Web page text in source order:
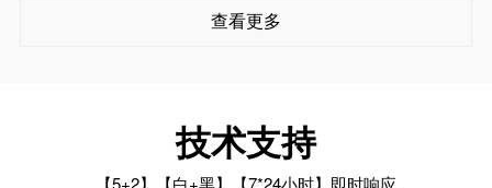
查看更多
技术支持
【5+2】【白+黑】【7*24小时】即时响应